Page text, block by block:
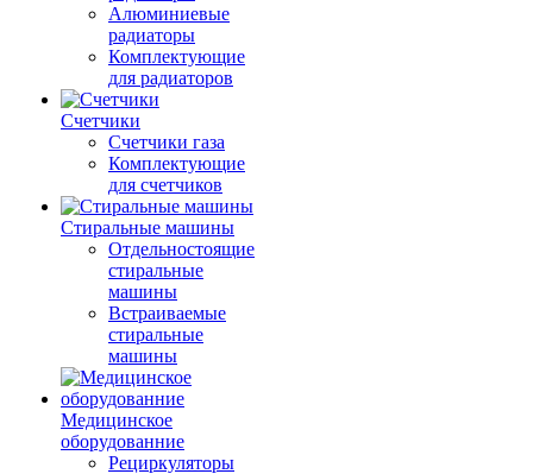
Алюминиевые
радиаторы
Комплектующие
для радиаторов
Счетчики
Счетчики газа
Комплектующие
для счетчиков
Стиральные машины
Отдельностоящие
стиральные
машины
Встраиваемые
стиральные
машины
Медицинское
оборудованние
Рециркуляторы